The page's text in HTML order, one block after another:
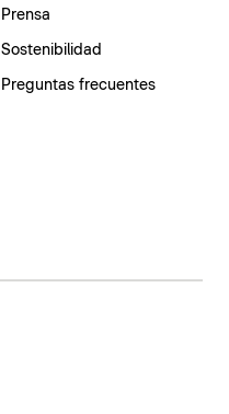
Prensa
Sostenibilidad
Preguntas frecuentes